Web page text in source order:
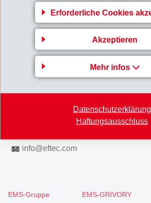
Erforderliche Cookies
Akzeptieren
Mehr infos
Datenschutzerklärung
Haftungsausschluss
Gruppenleitung
EFTEC AG
Hofstrasse 31
8590 Romanshorn
Switzerland
+41 71 466 43 00
info@eftec.com
EMS-Gruppe EMS-GRIVORY